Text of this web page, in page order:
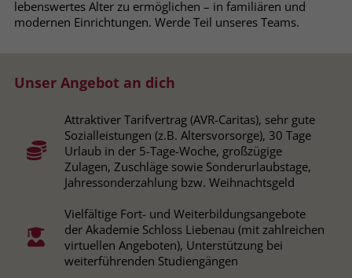
lebenswertes Alter zu ermöglichen – in familiären und
modernen Einrichtungen. Werde Teil unseres Teams.
Unser Angebot an dich
Attraktiver Tarifvertrag (AVR-Caritas), sehr gute
Sozialleistungen (z.B. Altersvorsorge), 30 Tage
Urlaub in der 5-Tage-Woche, großzügige
Zulagen, Zuschläge sowie Sonderurlaubstage,
Jahressonderzahlung bzw. Weihnachtsgeld
Vielfältige Fort- und Weiterbildungsangebote
der Akademie Schloss Liebenau (mit zahlreichen
virtuellen Angeboten), Unterstützung bei
weiterführenden Studiengängen
Zweck
Behält die Zustände des Benutzers bei
allen Seitenanfragen bei.
cookie_optin
Anbieter www.stiftung-liebenau.de
Browsers und die Einstellungen
exklusiv für diese Website zu speichern.
derselben Website durchgeführt
Benutzerkennung verknüpft werden.
_clsk
Laufzeit 1 Jahr
Microsoft Clarity setzt dieses Cookie,